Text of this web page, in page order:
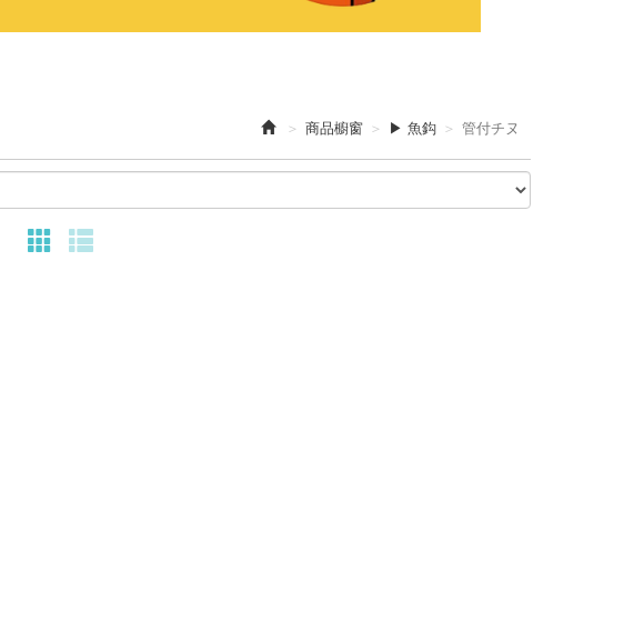
商品櫥窗 ▶ 魚鈎 管付チヌ